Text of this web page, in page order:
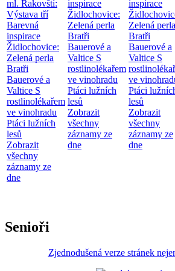
ml. Rakovští:
Výstava tří
Barevná
inspirace
Židlochovice:
Zelená perla
Bratři
Bauerové a
Valtice S
rostlinolékařem
ve vinohradu
Ptáci lužních
lesů
Zobrazit
všechny
záznamy ze
dne
inspirace
Židlochovice:
Zelená perla
Bratři
Bauerové a
Valtice S
rostlinolékařem
ve vinohradu
Ptáci lužních
lesů
Zobrazit
všechny
záznamy ze
dne
inspirace
Zelená perla
Bratři
Bauerové a
Valtice S
ve
Ptáci
lesů
Zobrazit
všechny
záznamy ze
dne
Senioři
Zjednodušená verze stránek